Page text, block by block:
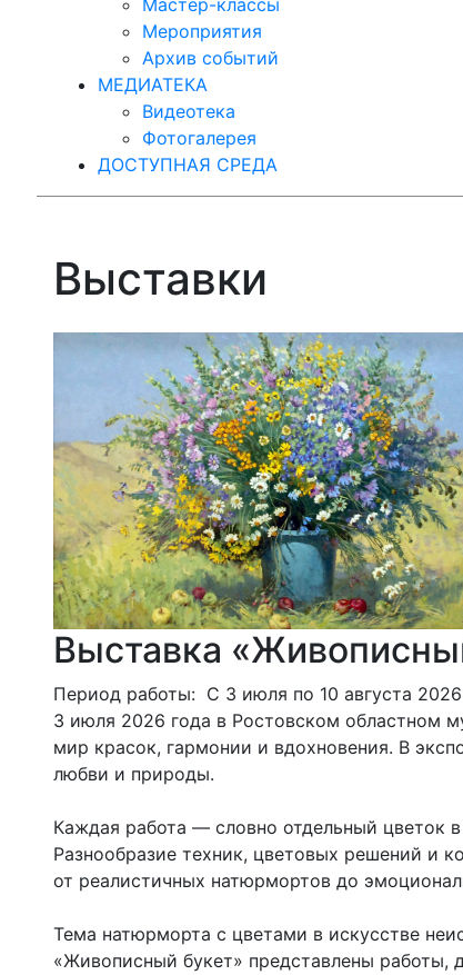
Мастер-классы
Мероприятия
Архив событий
МЕДИАТЕКА
Видеотека
Фотогалерея
ДОСТУПНАЯ СРЕДА
Выставки
Выставка
Период работы: С 3 июля по 10 августа 2026
3 июля 2026 года в Ростовском областном
мир красок, гармонии и вдохновения. В
любви и природы.
Каждая работа — словно отдельный цветок
Разнообразие техник, цветовых решений и
от реалистичных натюрмортов до
Тема натюрморта с цветами в искусстве
«Живописный букет» представлены работы,